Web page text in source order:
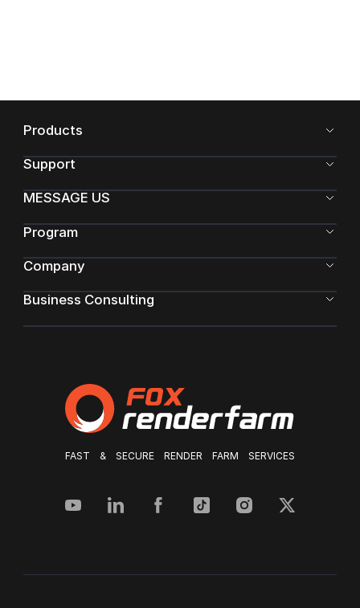
FAST & SECURE RENDER FARM SERVICES
Products
Support
MESSAGE US
Program
Company
Business Consulting